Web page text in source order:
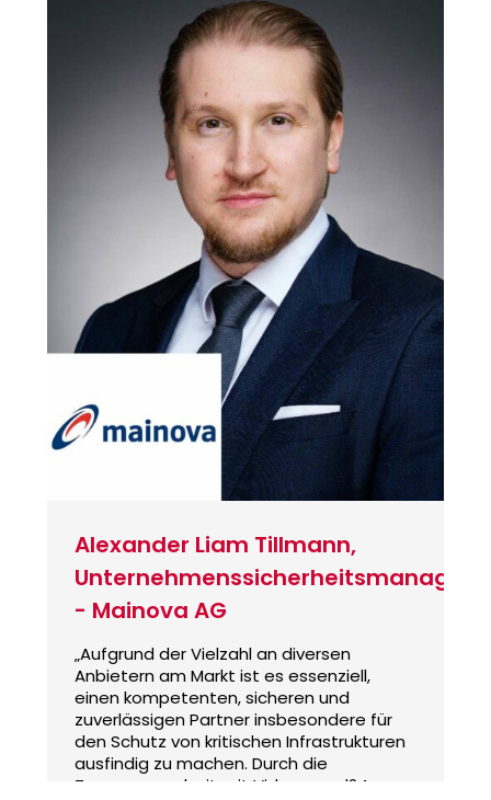
Alexander Liam Tillmann,
Unternehmenssicherheitsmanager
- Mainova AG
„Aufgrund der Vielzahl an diversen
Anbietern am Markt ist es essenziell,
einen kompetenten, sicheren und
zuverlässigen Partner insbesondere für
den Schutz von kritischen Infrastrukturen
ausfindig zu machen. Durch die
Zusammenarbeit mit Videoguard24